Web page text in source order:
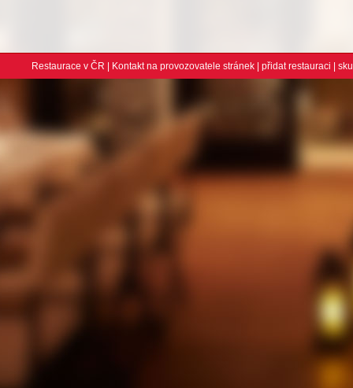
Restaurace v ČR Kontakt na provozovatele stránek přidat restauraci |